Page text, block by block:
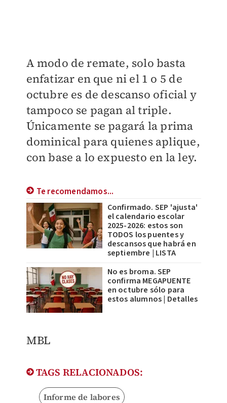
A modo de remate, solo basta
enfatizar en que ni el 1 o 5 de
octubre es de descanso oficial y
tampoco se pagan al triple.
Únicamente se pagará la prima
dominical para quienes aplique,
con base a lo expuesto en la ley.
Te recomendamos...
Confirmado. SEP 'ajusta'
el calendario escolar
2025-2026: estos son
TODOS los puentes y
descansos que habrá en
septiembre | LISTA
No es broma. SEP
confirma MEGAPUENTE
en octubre sólo para
estos alumnos | Detalles
MBL
TAGS RELACIONADOS:
Informe de labores